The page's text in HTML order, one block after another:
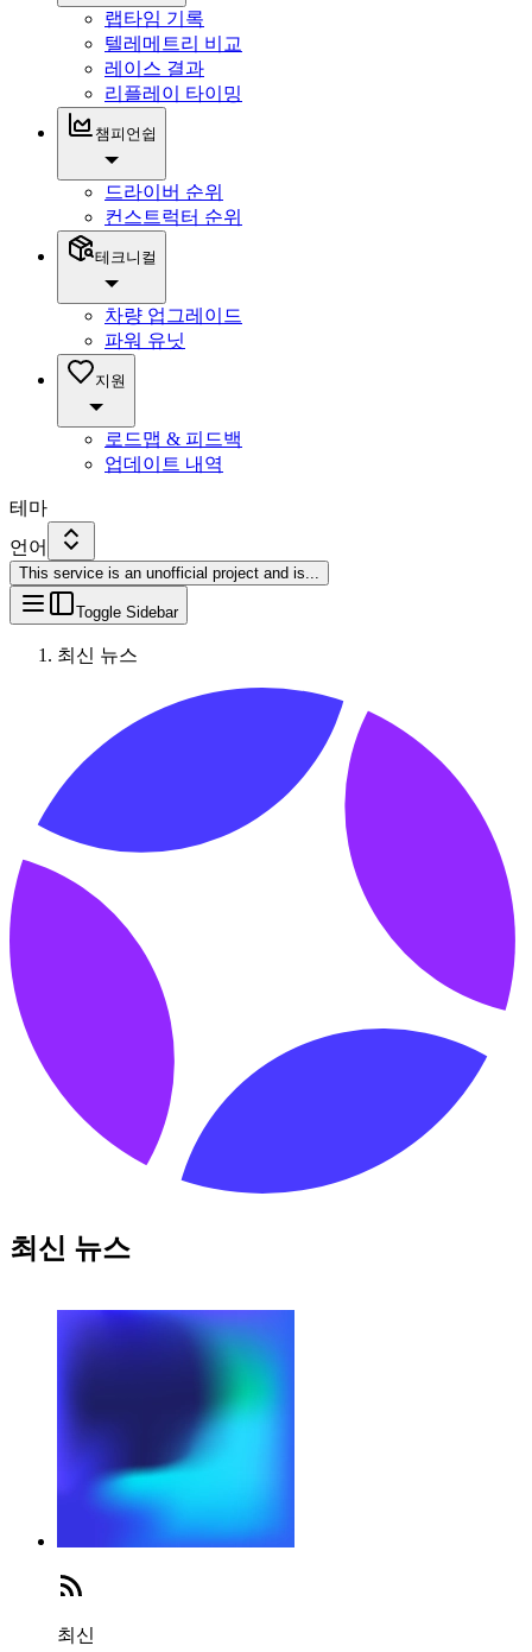
랩타임 기록
텔레메트리 비교
레이스 결과
리플레이 타이밍
챔피언쉽
드라이버 순위
컨스트럭터 순위
테크니컬
차량 업그레이드
파워 유닛
지원
로드맵 & 피드백
업데이트 내역
테마
언어
This service is an unofficial project and is...
Toggle Sidebar
최신 뉴스
최신 뉴스
최신